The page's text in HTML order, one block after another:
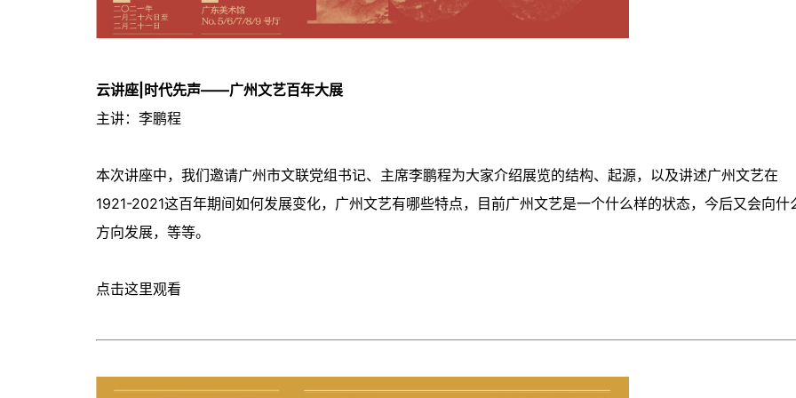
云讲座| 时代先声——广州文艺百年大展
主讲：李鹏程
本次讲座中，我们邀请广州市文联党组书记、主席李鹏程为大家介绍展览的结构、起源，以及讲述广州文艺在
1921-2021这百年期间如何发展变化，广州文艺有哪些特点，目前广州文艺是一个什么样的状态，今后又会向什
方向发展，等等。
点击这里观看